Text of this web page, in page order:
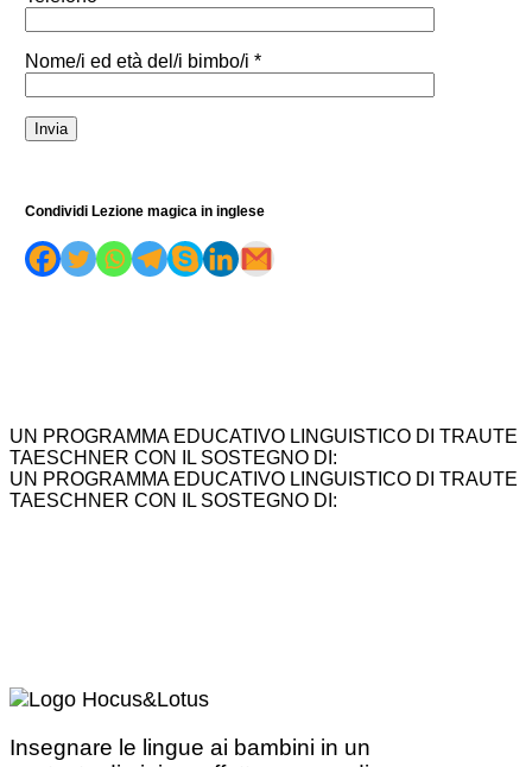
Nome/i ed età del/i bimbo/i *
Condividi Lezione magica in inglese
UN PROGRAMMA EDUCATIVO LINGUISTICO DI TRAUTE
TAESCHNER CON IL SOSTEGNO DI:
UN PROGRAMMA EDUCATIVO LINGUISTICO DI TRAUTE
TAESCHNER CON IL SOSTEGNO DI:
Insegnare le lingue ai bambini in un